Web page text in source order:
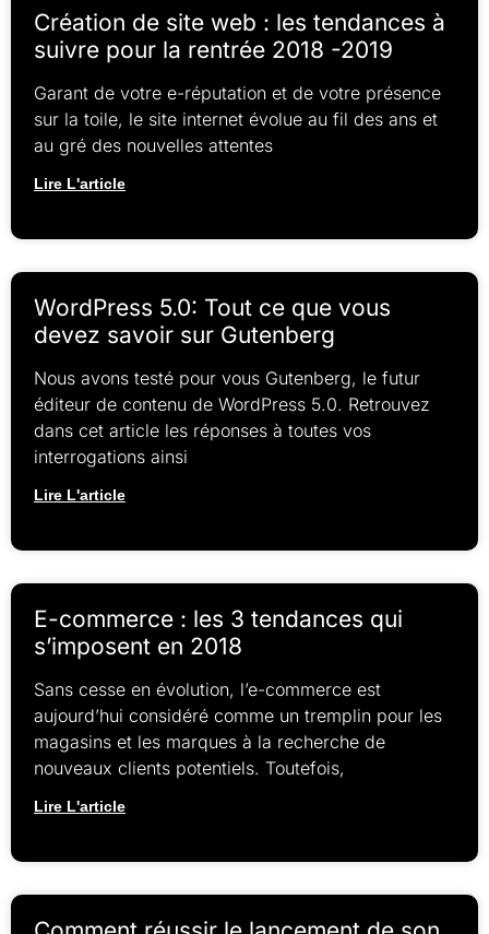
Création de site web : les tendances à
suivre pour la rentrée 2018 -2019
Garant de votre e-réputation et de votre présence
sur la toile, le site internet évolue au fil des ans et
au gré des nouvelles attentes
Lire L'article
WordPress 5.0: Tout ce que vous
devez savoir sur Gutenberg
Nous avons testé pour vous Gutenberg, le futur
éditeur de contenu de WordPress 5.0. Retrouvez
dans cet article les réponses à toutes vos
interrogations ainsi
Lire L'article
E-commerce : les 3 tendances qui
s’imposent en 2018
Sans cesse en évolution, l’e-commerce est
aujourd’hui considéré comme un tremplin pour les
magasins et les marques à la recherche de
nouveaux clients potentiels. Toutefois,
Lire L'article